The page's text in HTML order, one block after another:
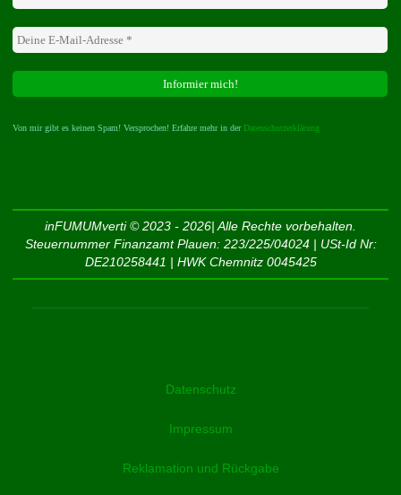
Von mir gibt es keinen Spam! Versprochen! Erfahre mehr in der Datenschutzerklärung
inFUMUMverti © 2023 - 2026| Alle Rechte vorbehalten.
Steuernummer Finanzamt Plauen: 223/225/04024 | USt-Id Nr:
DE210258441 | HWK Chemnitz 0045425
Datenschutz
Impressum
Reklamation und Rückgabe